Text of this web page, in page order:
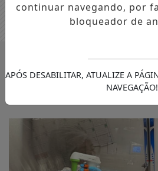
continuar navegando, por
bloqueador de
APÓS DESABILITAR, ATUALIZE A
NAVEGAÇÃO!